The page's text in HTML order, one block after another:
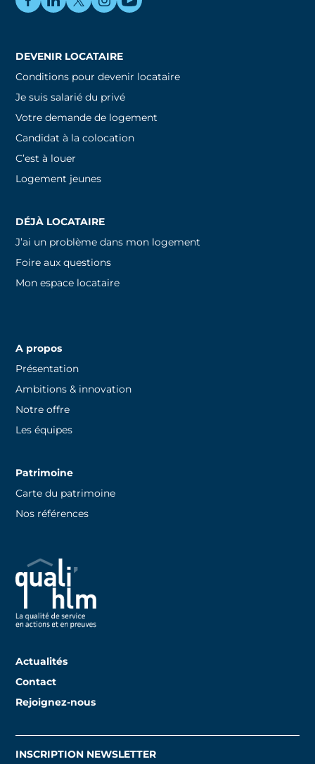
DEVENIR LOCATAIRE
Conditions pour devenir locataire
Je suis salarié du privé
Votre demande de logement
Candidat à la colocation
C’est à louer
Logement jeunes
DÉJÀ LOCATAIRE
J’ai un problème dans mon logement
Foire aux questions
Mon espace locataire
A propos
Présentation
Ambitions & innovation
Notre offre
Les équipes
Patrimoine
Carte du patrimoine
Nos références
Actualités
Contact
Rejoignez-nous
Inscription
INSCRIPTION NEWSLETTER